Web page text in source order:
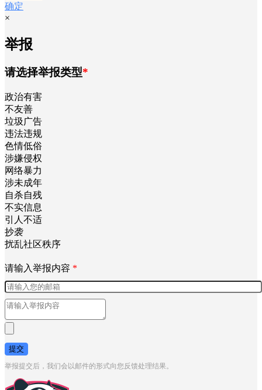
确定
×
举报
请选择举报类型*
政治有害
不友善
垃圾广告
违法违规
色情低俗
涉嫌侵权
网络暴力
涉未成年
自杀自残
不实信息
引人不适
抄袭
扰乱社区秩序
请输入举报内容 *
提交
举报提交后，我们会以邮件的形式向您反馈处理结果。